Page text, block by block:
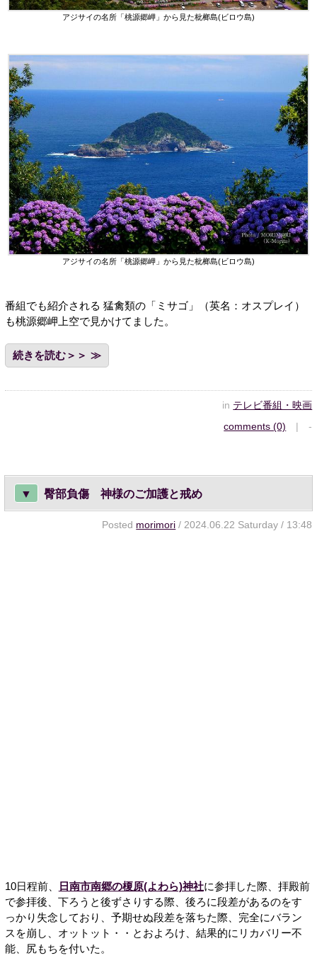
アジサイの名所「桃源郷岬」から見た枇榔島(ビロウ島)
アジサイの名所「桃源郷岬」から見た枇榔島(ビロウ島)
番組でも紹介される 猛禽類の「ミサゴ」（英名：オスプレイ）
も桃源郷岬上空で見かけてました。
続きを読む＞＞
in テレビ番組・映画
comments (0) | -
▼ 臀部負傷 神様のご加護と戒め
Posted morimori / 2024.06.22 Saturday / 13:48
10日程前、 日南市南郷の榎原(よわら)神社に参拝した際、拝殿前
で参拝後、下ろうと後ずさりする際、後ろに段差があるのをす
っかり失念しており、予期せぬ段差を落ちた際、完全にバラン
スを崩し、オットット・・とおよろけ、結果的にリカバリー不
能、尻もちを付いた。